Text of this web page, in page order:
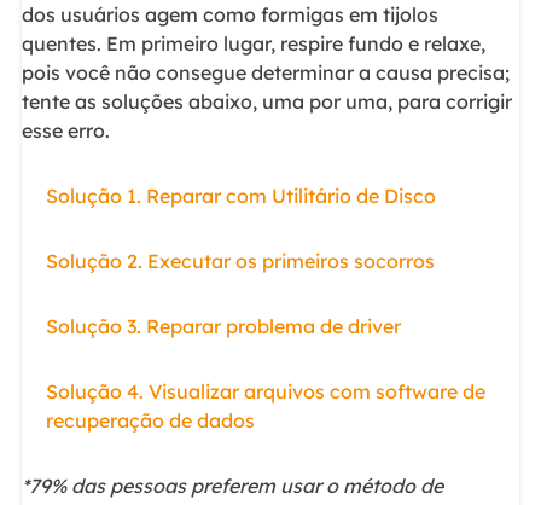
dos usuários agem como formigas em tijolos
quentes. Em primeiro lugar, respire fundo e relaxe,
pois você não consegue determinar a causa precisa;
tente as soluções abaixo, uma por uma, para corrigir
esse erro.
Solução 1. Reparar com Utilitário de Disco
Solução 2. Executar os primeiros socorros
Solução 3. Reparar problema de driver
Solução 4. Visualizar arquivos com software de
recuperação de dados
*79% das pessoas preferem usar o método de